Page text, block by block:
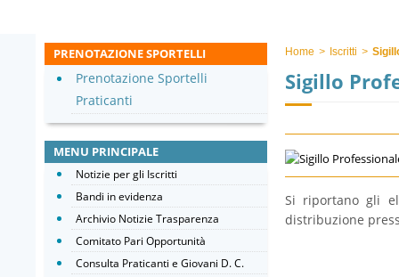
Home > Iscritti >
Sigillo
Si riportano gli
distribuzione
PRENOTAZIONE SPORTELLI
Prenotazione Sportelli
Praticanti
MENU PRINCIPALE
Notizie per gli Iscritti
Bandi in evidenza
Archivio Notizie Trasparenza
Comitato Pari Opportunità
Consulta Praticanti e Giovani D. C.